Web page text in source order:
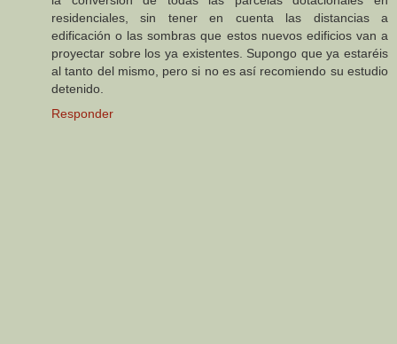
residenciales, sin tener en cuenta las distancias a
edificación o las sombras que estos nuevos edificios van a
proyectar sobre los ya existentes. Supongo que ya estaréis
al tanto del mismo, pero si no es así recomiendo su estudio
detenido.
Responder